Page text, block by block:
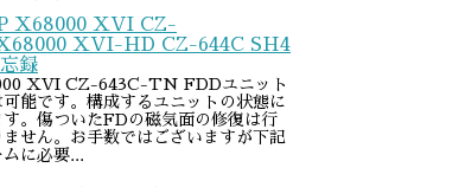
X68000 XVI CZ-
XVI-HD CZ-644C SH4
録
XVI CZ-643C-TN FDDユニット
可能です。構成するユニットの状態に
す。傷ついたFDの磁気面の修復は行
ません。お手数ではございますが下記
ムに必要...